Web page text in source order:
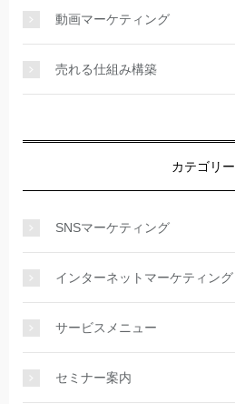
動画マーケティング
売れる仕組み構築
カテゴリー
SNSマーケティング
インターネットマーケティング
サービスメニュー
セミナー案内